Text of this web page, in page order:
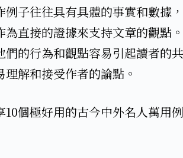
例子往往具有具體的事實和數據
為直接的證據來支持文章的觀點
們的行為和觀點容易引起讀者的
解和接受作者的論點。
10個極好用的古今中外名人萬用